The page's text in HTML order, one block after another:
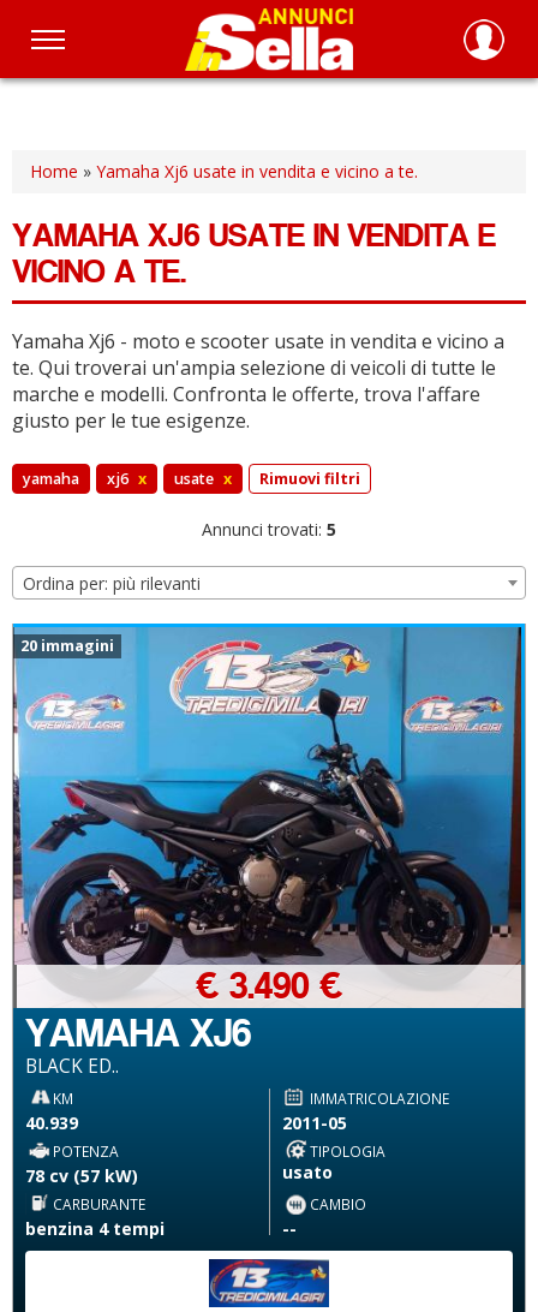
Salta
principale
Home » Yamaha Xj6 usate in vendita e vicino a te.
YAMAHA XJ6 USATE IN VENDITA E
VICINO A TE.
Yamaha Xj6 - moto e scooter usate in vendita e vicino a
te. Qui troverai un'ampia selezione di veicoli di tutte le
marche e modelli. Confronta le offerte, trova l'affare
giusto per le tue esigenze.
yamaha xj6 x usate x Rimuovi filtri
Annunci trovati: 5
Ordina per: più rilevanti
20 immagini
YAMAHA XJ6
BLACK ED..
€ 3.490 €
KM
40.939
IMMATRICOLAZIONE
2011-05
POTENZA
78 cv (57 kW)
TIPOLOGIA
usato
CARBURANTE
benzina 4 tempi
CAMBIO
--